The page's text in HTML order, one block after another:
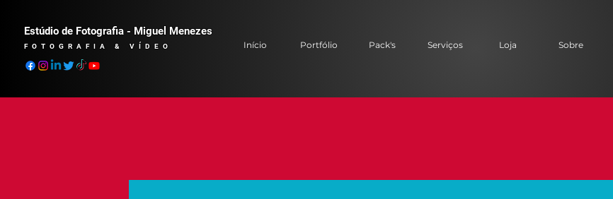
Estúdio de Fotografia - Miguel Menezes
FOTOGRAFIA & VÍDEO Início Portfólio Pack's Serviços Loja Sobre